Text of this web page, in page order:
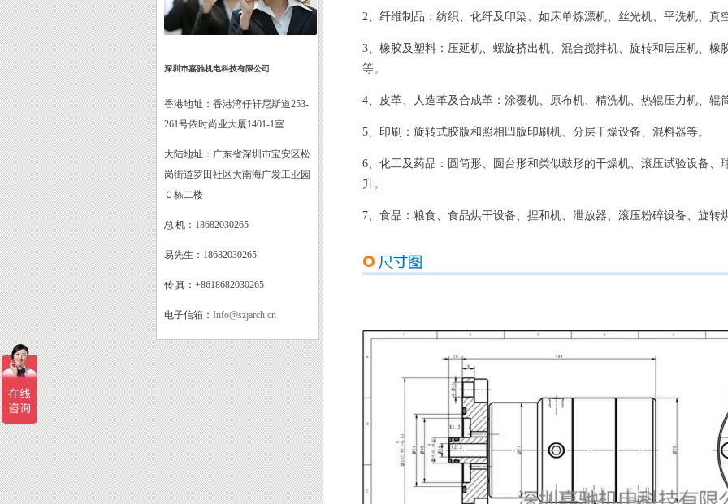
深圳市嘉驰机电科技有限公司
香港地址： 香港湾仔轩尼斯道253-
261号依时尚业大厦1401-1室
大陆地址： 广东省深圳市宝安区松
岗街道罗田社区大南海广发工业园
Ｃ栋二楼
总 机： 18682030265
易先生： 18682030265
传 真： +8618682030265
电子信箱： Info@szjarch.cn
2、纤维制品 ： 纺织、化纤及印染、如床单炼漂机、丝光机、平洗机、真
3、橡胶及塑料 ： 压延机、螺旋挤出机、混合搅拌机、旋转和层压机、橡
等。
4、皮革、人造革及合成革 ： 涂覆机、原布机、精洗机、热辊压力机、辊
5、印刷 ： 旋转式胶版和照相凹版印刷机、分层干燥设备、混料器等。
6、化工及药品 ： 圆筒形、圆台形和类似鼓形的干燥机、滚压试验设备、
升。
7、食品 ： 粮食、食品烘干设备、捏和机、泄放器、滚压粉碎设备、旋转